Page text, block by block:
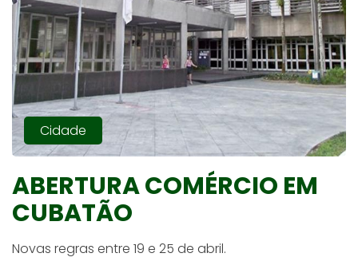
Cidade
ABERTURA COMÉRCIO EM
CUBATÃO
Novas regras entre 19 e 25 de abril.